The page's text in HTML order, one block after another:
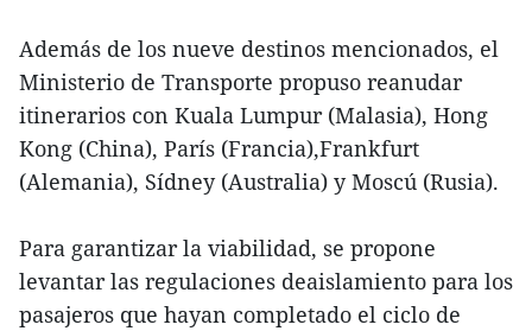
Además de los nueve destinos mencionados, el
Ministerio de Transporte propuso reanudar
itinerarios con Kuala Lumpur (Malasia), Hong
Kong (China), París (Francia),Frankfurt
(Alemania), Sídney (Australia) y Moscú (Rusia).
Para garantizar la viabilidad, se propone
levantar las regulaciones deaislamiento para los
pasajeros que hayan completado el ciclo de